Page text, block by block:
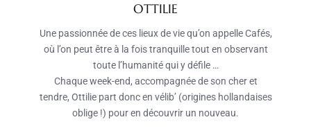
OTTILIE
Une passionnée de ces lieux de vie qu’on appelle Cafés,
où l’on peut être à la fois tranquille tout en observant
toute l’humanité qui y défile …
Chaque week-end, accompagnée de son cher et
tendre, Ottilie part donc en vélib’ (origines hollandaises
oblige !) pour en découvrir un nouveau.